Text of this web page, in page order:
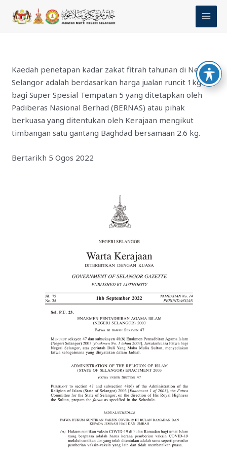
Kaedah penetapan kadar zakat fitrah tahunan di Negeri
Selangor adalah berdasarkan harga jualan runcit 1kg
bagi Super Spesial Tempatan 5 yang ditetapkan oleh
Padiberas Nasional Berhad (BERNAS) atau pihak
berkuasa yang ditentukan oleh Kerajaan mengikut
timbangan satu gantang Baghdad bersamaan 2.6 kg.
Bertarikh 5 Ogos 2022